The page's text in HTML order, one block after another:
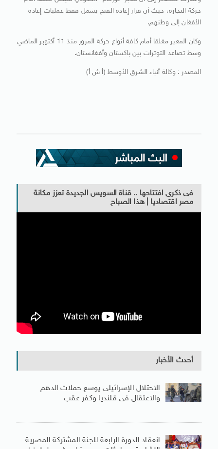
حركة التجارة، حيث أن قرار إعادة الفتح يشمل فقط عمليات إعادة
الأفغان إلى وطنهم.
وكان المعبر مغلقا أمام كافة أنواع حركة المرور منذ 11 أكتوبر الماضي
وسط تصاعد التوترات بين باكستان وأفغانستان.
المصدر : وكالة أنباء الشرق الأوسط (أ ش أ)
فى ذكرى افتتاحها .. قناة السويس الجديدة تعزز مكانة
مصر اقتصاديا | هذا الصباح
أحدث الأخبار
الاحتلال الإسرائيلى يوسع حملات الدهم
والاعتقال فى قلنديا وكفر عقب
انعقاد الدورة الرابعة للجنة المشتركة المصرية